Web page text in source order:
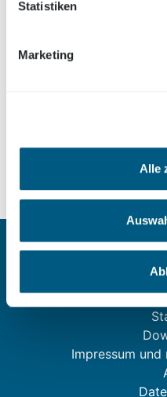
Statistiken
Marketing
Alle
Arbeitgeber
< zurück zur Übersicht
Impressum